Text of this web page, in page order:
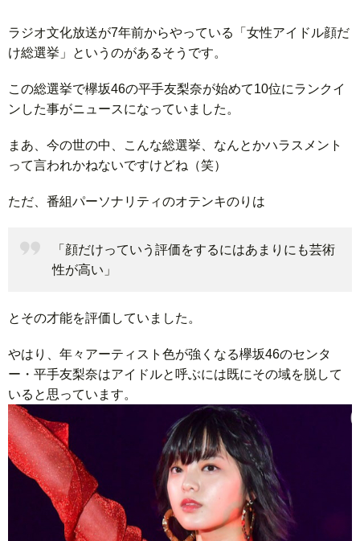
ラジオ文化放送が7年前からやっている「女性アイドル顔だ
け総選挙」というのがあるそうです。
この総選挙で欅坂46の平手友梨奈が始めて10位にランクイ
ンした事がニュースになっていました。
まあ、今の世の中、こんな総選挙、なんとかハラスメント
って言われかねないですけどね（笑）
ただ、番組パーソナリティのオテンキのりは
「顔だけっていう評価をするにはあまりにも芸術
性が高い」
とその才能を評価していました。
やはり、年々アーティスト色が強くなる欅坂46のセンタ
ー・平手友梨奈はアイドルと呼ぶには既にその域を脱して
いると思っています。